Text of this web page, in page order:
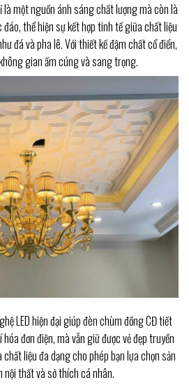
một nguồn ánh sáng chất lượng mà còn là
thể hiện sự kết hợp tinh tế giữa chất liệu
đá và pha lê. Với thiết kế đậm chất cổ điển,
gian ấm cúng và sang trọng.
LED hiện đại giúp đèn chùm đồng CĐ tiết
đơn điện, mà vẫn giữ được vẻ đẹp truyền
liệu đa dạng cho phép bạn lựa chọn sản
nội thất và sở thích cá nhân.